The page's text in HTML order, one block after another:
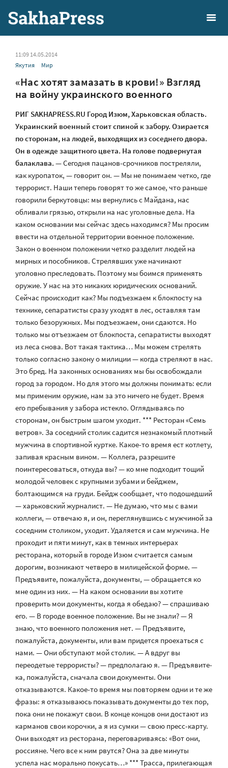
11:09 14.05.2014
Якутия
Мир
«Нас хотят замазать в крови!» Взгляд
на войну украинского военного
РИГ SAKHAPRESS.RU Город Изюм, Харьковская область.
Украинский военный стоит спиной к забору. Озирается
по сторонам, на людей, выходящих из соседнего двора.
Он в одежде защитного цвета. На голове подвернутая
балаклава. — Сегодня пацанов-срочников постреляли,
как куропаток, — говорит он. — Мы не понимаем четко, где
террорист. Наши теперь говорят то же самое, что раньше
говорили беркутовцы: мы вернулись с Майдана, нас
обливали грязью, открыли на нас уголовные дела. На
каком основании мы сейчас здесь находимся? Мы просим
ввести на отдельной территории военное положение.
Закон о военном положении четко разделит людей на
мирных и пособников. Стрелявших уже начинают
уголовно преследовать. Поэтому мы боимся применять
оружие. У нас на это никаких юридических оснований.
Сейчас происходит как? Мы подъезжаем к блокпосту на
технике, сепаратисты сразу уходят в лес, оставляя там
только безоружных. Мы подъезжаем, они сдаются. Но
только мы отъезжаем от блокпоста, сепаратисты выходят
из леса снова. Вот такая тактика… Мы можем стрелять
только согласно закону о милиции — когда стреляют в нас.
Это бред. На законных основаниях мы бы освобождали
город за городом. Но для этого мы должны понимать: если
мы применим оружие, нам за это ничего не будет. Время
его пребывания у забора истекло. Оглядываясь по
сторонам, он быстрым шагом уходит. *** Ресторан «Семь
ветров». За соседний столик садится незнакомый плотный
мужчина в спортивной куртке. Какое-то время ест котлету,
запивая красным вином. — Коллега, разрешите
поинтересоваться, откуда вы? — ко мне подходит тощий
молодой человек с крупными зубами и бейджем,
болтающимся на груди. Бейдж сообщает, что подошедший
— харьковский журналист. — Не думаю, что мы с вами
коллеги, — отвечаю я, и он, переглянувшись с мужчиной за
соседним столиком, уходит. Удаляется и сам мужчина. Не
проходит и пяти минут, как в темных интерьерах
ресторана, который в городе Изюм считается самым
дорогим, возникают четверо в милицейской форме. —
Предъявите, пожалуйста, документы, — обращается ко
мне один из них. — На каком основании вы хотите
проверить мои документы, когда я обедаю? — спрашиваю
его. — В городе военное положение. Вы не знали? — Я
знаю, что военного положения нет. — Предъявите,
пожалуйста, документы, или вам придется проехаться с
нами. — Они обступают мой столик. — А вдруг вы
переодетые террористы? — предполагаю я. — Предъявите-
ка, пожалуйста, сначала свои документы. Они
отказываются. Какое-то время мы повторяем одни и те же
фразы: я отказываюсь показывать документы до тех пор,
пока они не покажут свои. В конце концов они достают из
карманов свои корочки, а я из сумки — свою пресс-карту.
Они выходят из ресторана, переговариваясь: «Вот они,
россияне. Чего все к ним рвутся? Она за две минуты
успела нас морально покусать…» *** Трасса, прилегающая